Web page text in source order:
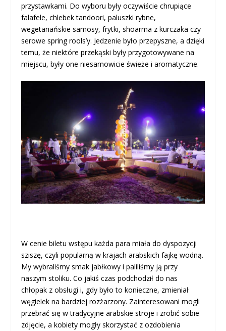
przystawkami. Do wyboru były oczywiście chrupiące
falafele, chlebek tandoori, paluszki rybne,
wegetariańskie samosy, frytki, shoarma z kurczaka czy
serowe spring rools’y. Jedzenie było przepyszne, a dzięki
temu, że niektóre przekąski były przygotowywane na
miejscu, były one niesamowicie świeże i aromatyczne.
W cenie biletu wstępu każda para miała do dyspozycji
sziszę, czyli popularną w krajach arabskich fajkę wodną.
My wybraliśmy smak jabłkowy i paliliśmy ją przy
naszym stoliku. Co jakiś czas podchodził do nas
chłopak z obsługi i, gdy było to konieczne, zmieniał
węgielek na bardziej rozżarzony. Zainteresowani mogli
przebrać się w tradycyjne arabskie stroje i zrobić sobie
zdjęcie, a kobiety mogły skorzystać z ozdobienia